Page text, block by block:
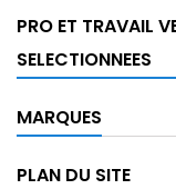
PRO ET TRAVAIL
SELECTIONNEES
MARQUES
PLAN DU SITE